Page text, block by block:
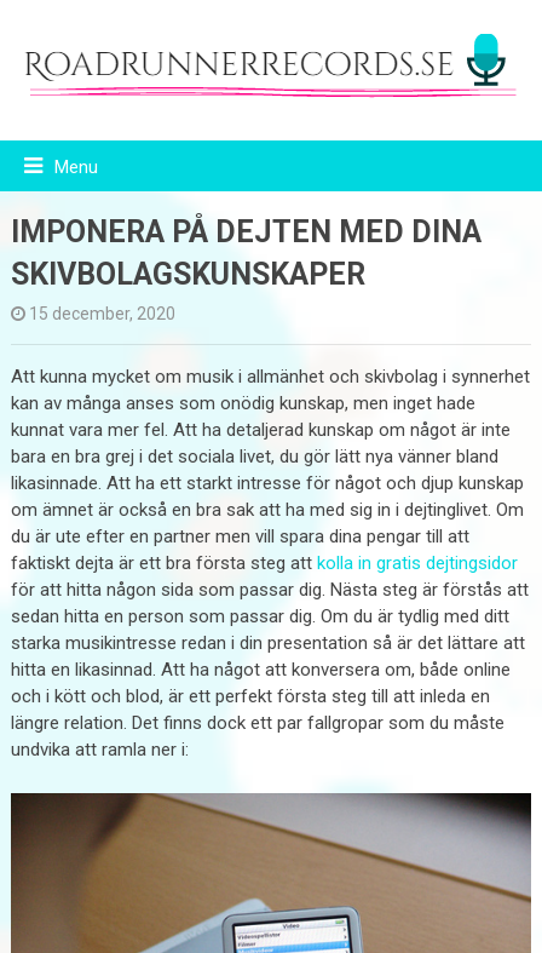
Menu
IMPONERA PÅ DEJTEN MED DINA
SKIVBOLAGSKUNSKAPER
15 december, 2020
Att kunna mycket om musik i allmänhet och skivbolag i synnerhet
kan av många anses som onödig kunskap, men inget hade
kunnat vara mer fel. Att ha detaljerad kunskap om något är inte
bara en bra grej i det sociala livet, du gör lätt nya vänner bland
likasinnade. Att ha ett starkt intresse för något och djup kunskap
om ämnet är också en bra sak att ha med sig in i dejtinglivet. Om
du är ute efter en partner men vill spara dina pengar till att
faktiskt dejta är ett bra första steg att kolla in gratis dejtingsidor
för att hitta någon sida som passar dig. Nästa steg är förstås att
sedan hitta en person som passar dig. Om du är tydlig med ditt
starka musikintresse redan i din presentation så är det lättare att
hitta en likasinnad. Att ha något att konversera om, både online
och i kött och blod, är ett perfekt första steg till att inleda en
längre relation. Det finns dock ett par fallgropar som du måste
undvika att ramla ner i: